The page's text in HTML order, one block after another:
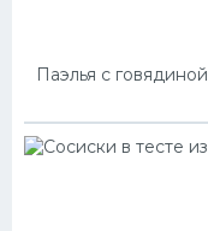
Паэлья с говядиной